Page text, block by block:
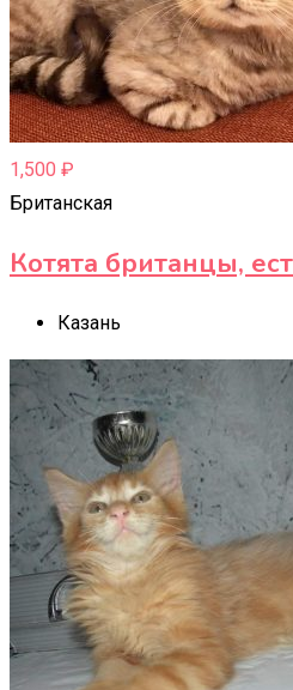
1,500 ₽
Британская
Котята британцы,
Казань